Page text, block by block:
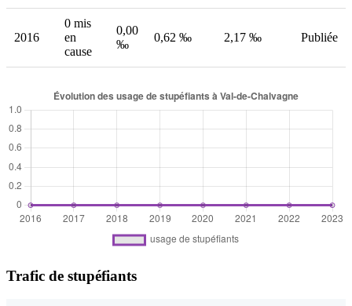
2016
0 mis
en
cause
0,00
‰
0,62 ‰ 2,17 ‰ Publiée
Trafic de stupéfiants